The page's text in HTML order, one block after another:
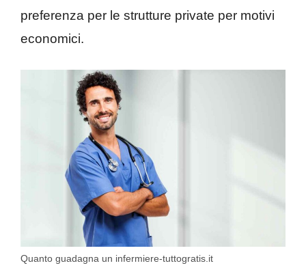
preferenza per le strutture private per motivi
economici.
Quanto guadagna un infermiere-tuttogratis.it